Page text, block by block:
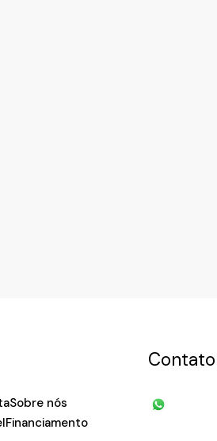
Sobre nós
Financiamento
Contato